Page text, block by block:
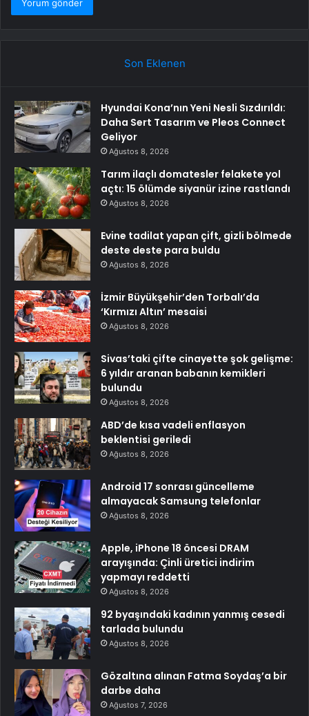
Son Eklenen
Hyundai Kona’nın Yeni Nesli Sızdırıldı:
Daha Sert Tasarım ve Pleos Connect
Geliyor
Ağustos 8, 2026
Tarım ilaçlı domatesler felakete yol
açtı: 15 ölümde siyanür izine rastlandı
Ağustos 8, 2026
Evine tadilat yapan çift, gizli bölmede
deste deste para buldu
Ağustos 8, 2026
İzmir Büyükşehir’den Torbalı’da
‘Kırmızı Altın’ mesaisi
Ağustos 8, 2026
Sivas’taki çifte cinayette şok gelişme:
6 yıldır aranan babanın kemikleri
bulundu
Ağustos 8, 2026
ABD’de kısa vadeli enflasyon
beklentisi geriledi
Ağustos 8, 2026
Android 17 sonrası güncelleme
almayacak Samsung telefonlar
Ağustos 8, 2026
Apple, iPhone 18 öncesi DRAM
arayışında: Çinli üretici indirim
yapmayı reddetti
Ağustos 8, 2026
92 byaşındaki kadının yanmış cesedi
tarlada bulundu
Ağustos 8, 2026
Gözaltına alınan Fatma Soydaş’a bir
darbe daha
Ağustos 7, 2026